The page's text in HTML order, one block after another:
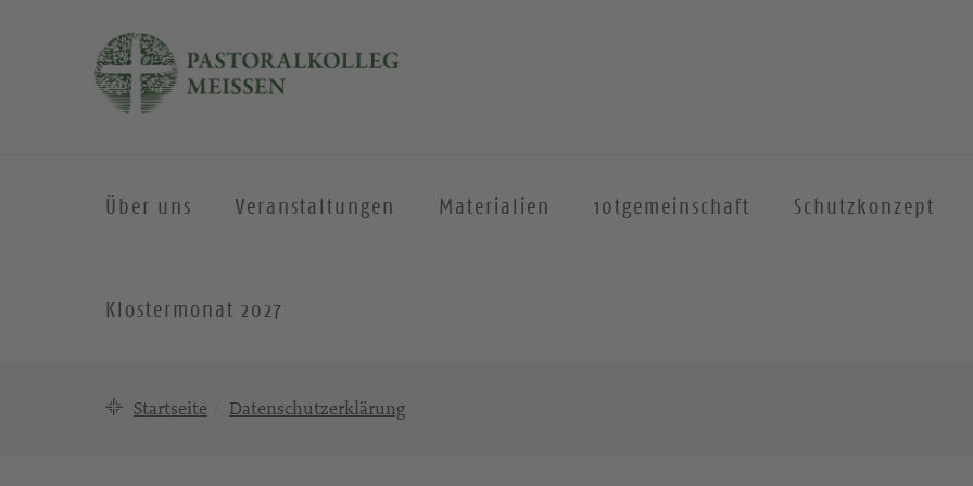
Über uns Veranstaltungen Materialien 10tgemeinschaft Schutzkonzept
Klostermonat 2027
Startseite Datenschutzerklärung